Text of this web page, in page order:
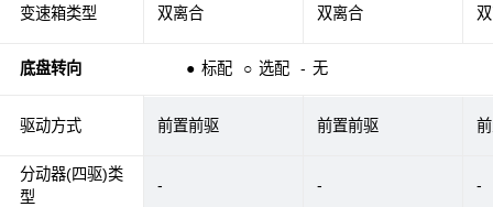
变速箱类型
底盘转向 ● 标配 ○ 选配 - 无
驱动方式
分动器(四驱)类
型
双离合 双离合
前置前驱 前置前驱
- - -